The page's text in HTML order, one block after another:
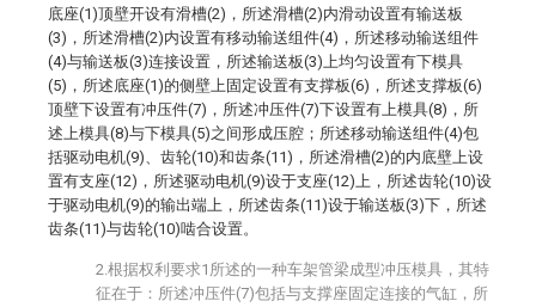
底座(1)顶壁开设有滑槽(2)，所述滑槽(2)内滑动设置有输送板
(3)，所述滑槽(2)内设置有移动输送组件(4)，所述移动输送组件
(4)与输送板(3)连接设置，所述输送板(3)上均匀设置有下模具
(5)，所述底座(1)的侧壁上固定设置有支撑板(6)，所述支撑板(6)
顶壁下设置有冲压件(7)，所述冲压件(7)下设置有上模具(8)，所
述上模具(8)与下模具(5)之间形成压腔；所述移动输送组件(4)包
括驱动电机(9)、齿轮(10)和齿条(11)，所述滑槽(2)的内底壁上设
置有支座(12)，所述驱动电机(9)设于支座(12)上，所述齿轮(10)设
于驱动电机(9)的输出端上，所述齿条(11)设于输送板(3)下，所述
齿条(11)与齿轮(10)啮合设置。
2.根据权利要求1所述的一种车架管梁成型冲压模具，其特
征在于：所述冲压件(7)包括与支撑座固定连接的气缸，所